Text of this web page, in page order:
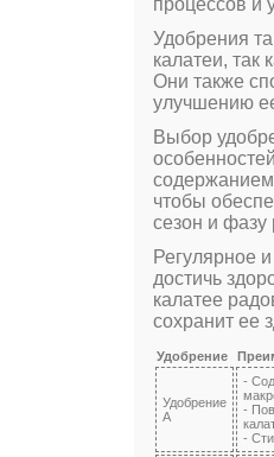
процессов и
Удобрения
калатеи, так
Они также
улучшению
Выбор
чтобы
сезон и фазу
Регулярное
достичь
калатее
сохранит ее
Удобрение
Удобрение
A
-
-
-